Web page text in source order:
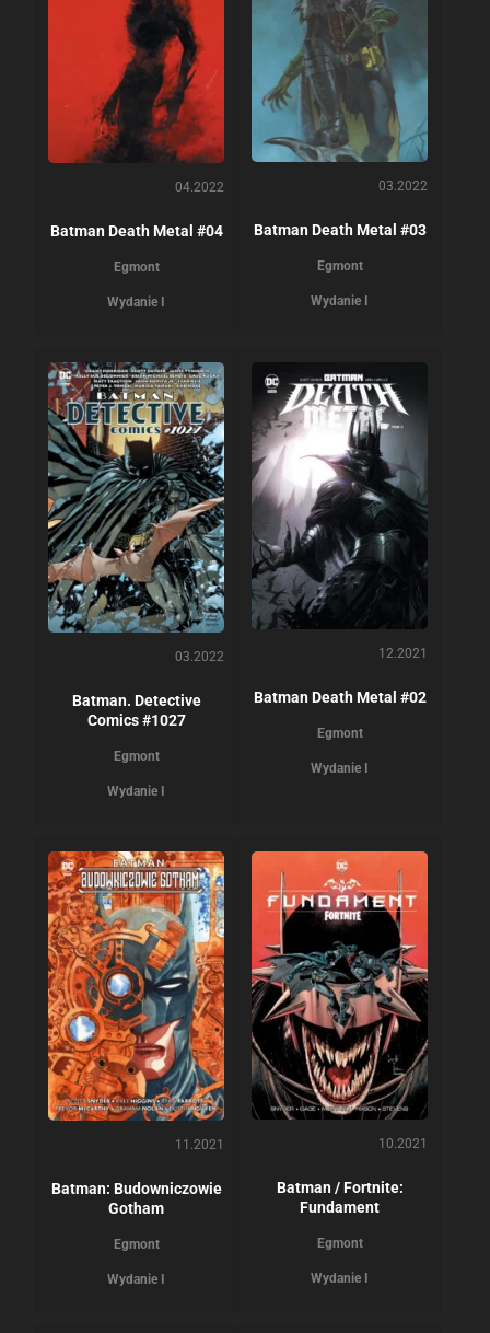
04.2022
Batman Death Metal #04
Egmont
Wydanie I
03.2022
Batman Death Metal #03
Egmont
Wydanie I
03.2022
Batman. Detective
Comics #1027
Egmont
Wydanie I
12.2021
Batman Death Metal #02
Egmont
Wydanie I
11.2021
Batman: Budowniczowie
Gotham
Egmont
Wydanie I
10.2021
Batman / Fortnite:
Fundament
Egmont
Wydanie I